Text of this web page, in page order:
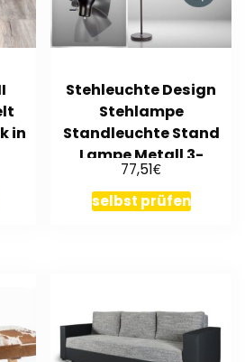
in
Stehleuchte Design
Stehlampe
Standleuchte Stand
Lampe Metall 3-
flammig schwarz
77,51€
selbst prüfen